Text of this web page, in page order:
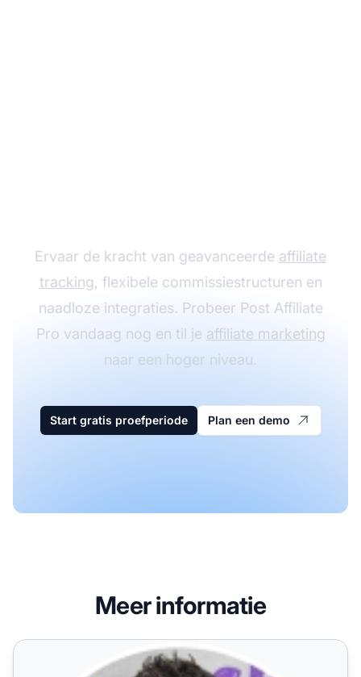
Ervaar de kracht van geavanceerde affiliate
tracking, flexibele commissiestructuren en
naadloze integraties. Probeer Post Affiliate
Pro vandaag nog en til je affiliate marketing
naar een hoger niveau.
Start gratis proefperiode Plan een demo
Meer informatie
Alessandro Di Ruscio